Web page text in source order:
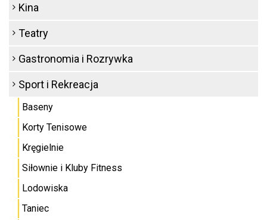
Kina
Teatry
Gastronomia i Rozrywka
Sport i Rekreacja
Baseny
Korty Tenisowe
Kręgielnie
Siłownie i Kluby Fitness
Lodowiska
Taniec